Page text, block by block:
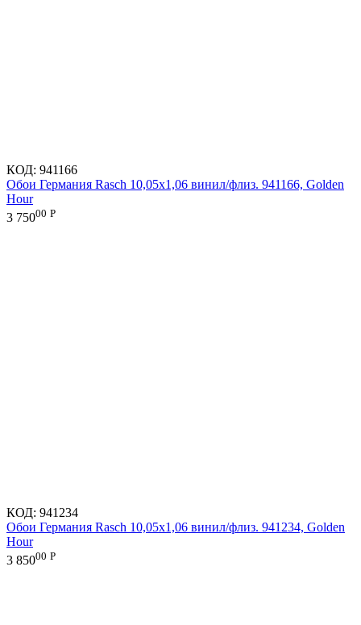
КОД: 941166
Обои Германия Rasch 10,05x1,06 винил/флиз. 941166, Golden
Hour
3 75000 Р
КОД: 941234
Обои Германия Rasch 10,05x1,06 винил/флиз. 941234, Golden
Hour
3 85000 Р